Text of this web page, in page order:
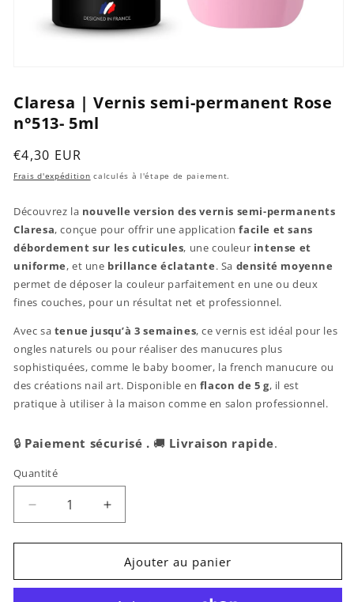
média
1
dans
une
modale
Claresa | Vernis semi-permanent Rose
n°513- 5ml
Prix
habituel
€4,30 EUR
Frais d'expédition calculés à l'étape de paiement.
Découvrez la nouvelle version des vernis semi-permanents
Claresa, conçue pour offrir une applicationfacile et sans
débordement sur les cuticules, une couleur intense et
uniforme, et une brillance éclatante. Sa densité moyenne
permet de déposer la couleur parfaitement en une ou deux
fines couches, pour un résultat net et professionnel.
Avec sa tenue jusqu’à 3 semaines, ce vernis est idéal pour les
ongles naturels ou pour réaliser des manucures plus
sophistiquées, comme le baby boomer, la french manucure ou
des créations nail art. Disponible en flacon de 5 g, il est
pratique à utiliser à la maison comme en salon professionnel.
🔒 Paiement sécurisé . 🚚 Livraison rapide.
Quantité
Réduire
la
quantité
Claresa
Augmenter
la
quantité
Claresa
Ajouter au panier